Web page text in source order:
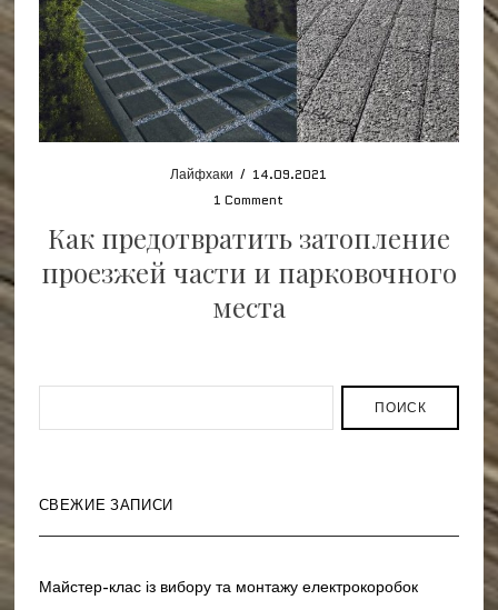
Лайфхаки / 14.09.2021
1 Comment
Как предотвратить затопление
проезжей части и парковочного
места
ПОИСК
СВЕЖИЕ ЗАПИСИ
Майстер-клас із вибору та монтажу електрокоробок